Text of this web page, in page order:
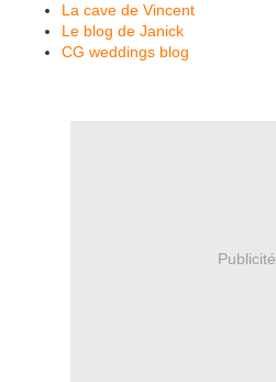
La cave de Vincent
Le blog de Janick
CG weddings blog
Publicité